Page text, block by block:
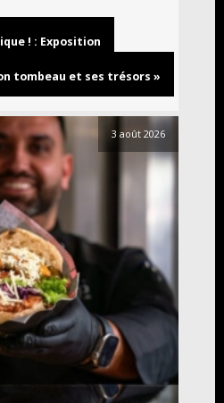
! : Exposition
tombeau et ses trésors »
3 août 2026